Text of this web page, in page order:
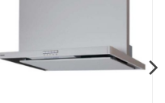
bộ nồi chảo này có gì